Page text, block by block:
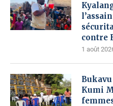
contre
1 août
Kumi